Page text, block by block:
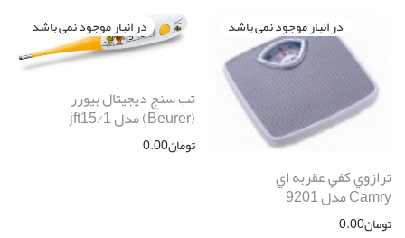
ترازوي كفي عقربه اي
Camry مدل 9201
تومان0.00
تب سنج ديجيتال بیورر
(Beurer) مدل jft15/1
تومان0.00